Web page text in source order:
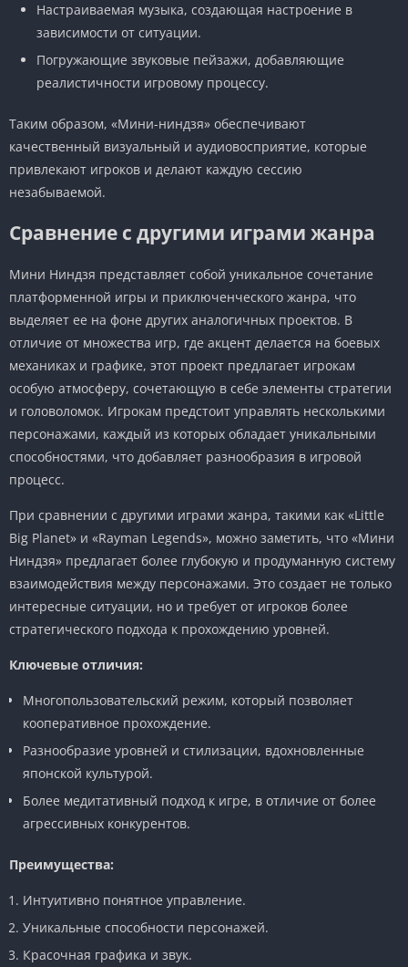
Настраиваемая музыка, создающая настроение в
зависимости от ситуации.
Погружающие звуковые пейзажи, добавляющие
реалистичности игровому процессу.
Таким образом, «Мини-ниндзя» обеспечивают
качественный визуальный и аудиовосприятие, которые
привлекают игроков и делают каждую сессию
незабываемой.
Сравнение с другими играми жанра
Мини Ниндзя представляет собой уникальное сочетание
платформенной игры и приключенческого жанра, что
выделяет ее на фоне других аналогичных проектов. В
отличие от множества игр, где акцент делается на боевых
механиках и графике, этот проект предлагает игрокам
особую атмосферу, сочетающую в себе элементы стратегии
и головоломок. Игрокам предстоит управлять несколькими
персонажами, каждый из которых обладает уникальными
способностями, что добавляет разнообразия в игровой
процесс.
При сравнении с другими играми жанра, такими как «Little
Big Planet» и «Rayman Legends», можно заметить, что «Мини
Ниндзя» предлагает более глубокую и продуманную систему
взаимодействия между персонажами. Это создает не только
интересные ситуации, но и требует от игроков более
стратегического подхода к прохождению уровней.
Ключевые отличия:
Многопользовательский режим, который позволяет
кооперативное прохождение.
Разнообразие уровней и стилизации, вдохновленные
японской культурой.
Более медитативный подход к игре, в отличие от более
агрессивных конкурентов.
Преимущества:
Интуитивно понятное управление.
Уникальные способности персонажей.
Красочная графика и звук.